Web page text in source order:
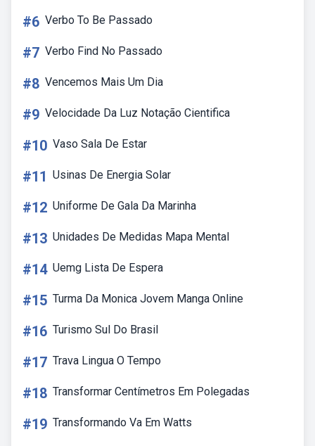
#6 Verbo To Be Passado
#7 Verbo Find No Passado
#8 Vencemos Mais Um Dia
#9 Velocidade Da Luz Notação Cientifica
#10 Vaso Sala De Estar
#11 Usinas De Energia Solar
#12 Uniforme De Gala Da Marinha
#13 Unidades De Medidas Mapa Mental
#14 Uemg Lista De Espera
#15 Turma Da Monica Jovem Manga Online
#16 Turismo Sul Do Brasil
#17 Trava Lingua O Tempo
#18 Transformar Centímetros Em Polegadas
#19 Transformando Va Em Watts